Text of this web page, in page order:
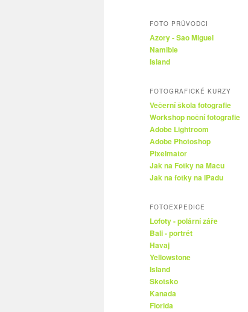
FOTO PRŮVODCI
Azory - Sao Miguel
Namibie
Island
FOTOGRAFICKÉ KURZY
Večerní škola fotografie
Workshop noční fotografie
Adobe Lightroom
Adobe Photoshop
Pixelmator
Jak na Fotky na Macu
Jak na fotky na iPadu
FOTOEXPEDICE
Lofoty - polární záře
Bali - portrét
Havaj
Yellowstone
Island
Skotsko
Kanada
Florida